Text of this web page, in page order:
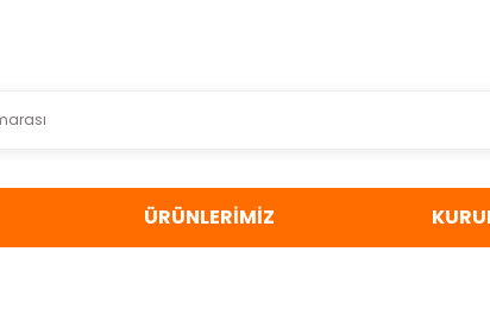
ÜRÜNLERİMİZ